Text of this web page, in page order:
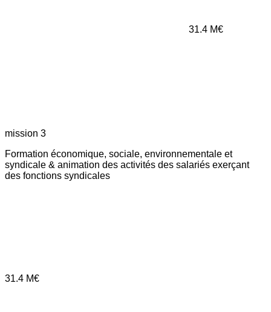
31.4 M€
mission 3
Formation économique, sociale, environnementale et
syndicale & animation des activités des salariés exerçant
des fonctions syndicales
31.4 M€